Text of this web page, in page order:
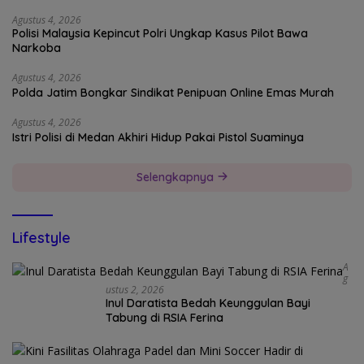
Agustus 4, 2026
Polisi Malaysia Kepincut Polri Ungkap Kasus Pilot Bawa
Narkoba
Agustus 4, 2026
Polda Jatim Bongkar Sindikat Penipuan Online Emas Murah
Agustus 4, 2026
Istri Polisi di Medan Akhiri Hidup Pakai Pistol Suaminya
Selengkapnya
Lifestyle
A
G
Ustus 2, 2026
Inul Daratista Bedah Keunggulan Bayi
Tabung di RSIA Ferina